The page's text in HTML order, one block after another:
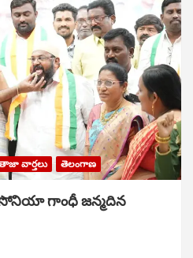
వార్తలు తెలంగాణ
సోనియా గాంధీ జ‌న్మ‌దిన